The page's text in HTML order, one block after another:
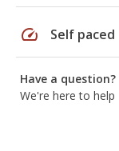
speed Self paced
Have a question?
We're here to help